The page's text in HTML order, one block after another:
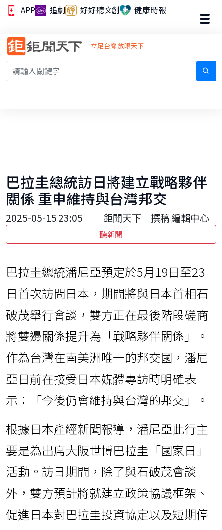
APP 追劇 好好聽文創 健康時報
立足台灣 放眼天下
巴拉圭總統訪日將建立戰略夥伴
關係 重申維持與台灣邦交
2025-05-15 23:05 鉅聞天下｜撰稿 編輯中心
聽新聞
巴拉圭總統潘尼亞預定於5月19日至23
日首次訪問日本，期間將與日本首相石
破茂舉行會談，雙方正在最後階段磋商
將雙邊關係提升為「戰略夥伴關係」。
作為台灣在南美洲唯一的邦交國，潘尼
亞日前在接受日本媒體專訪時明確表
示：「今後仍會維持與台灣的邦交」。
根據日本產經新聞報導，潘尼亞此行主
要是為出席大阪世博巴拉圭「國家日」
活動。訪日期間，除了與石破茂會談
外，雙方預計將就建立政策協議框架、
促進日本對巴拉圭投資協定以及短期停